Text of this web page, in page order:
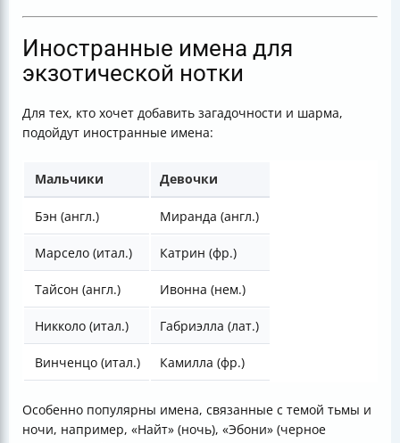
Иностранные имена для
экзотической нотки
Для тех, кто хочет добавить загадочности и шарма,
подойдут иностранные имена:
Мальчики Девочки
Бэн (англ.) Миранда (англ.)
Марсело (итал.) Катрин (фр.)
Тайсон (англ.) Ивонна (нем.)
Никколо (итал.) Габриэлла (лат.)
Винченцо (итал.) Камилла (фр.)
Особенно популярны имена, связанные с темой тьмы и
ночи, например, «Найт» (ночь), «Эбони» (черное